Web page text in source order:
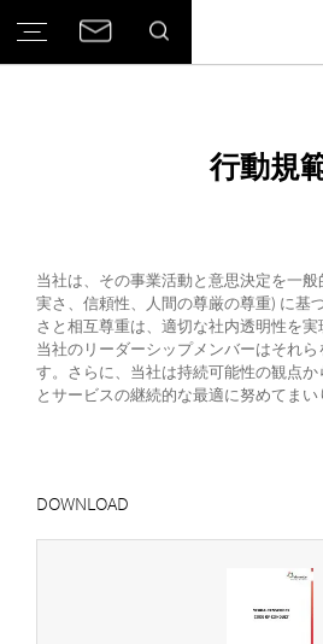
行動規
当社は、その事業活動と意思決定を一
実さ、信頼性、人間の尊厳の尊重) に基
さと相互尊重は、適切な社内透明性を実
当社のリーダーシップメンバーはそれ
す。さらに、当社は持続可能性の観点
とサービスの継続的な最適に努めてまい
DOWNLOAD